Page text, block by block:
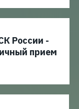
России -
прием